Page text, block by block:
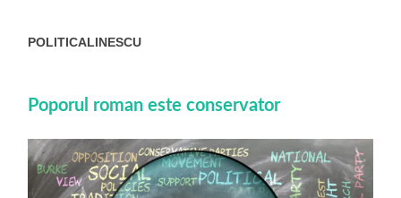
POLITICALINESCU
Poporul roman este conservator